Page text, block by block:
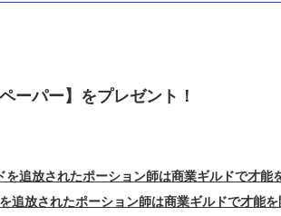
ーパー】をプレゼント！
追放されたポーション師は商業ギルドで才能
追放されたポーション師は商業ギルドで才能